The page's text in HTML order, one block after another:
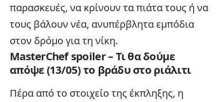
παρασκευές, να κρίνουν τα πιάτα τους ή να
τους βάλουν νέα, ανυπέρβλητα εμπόδια
στον δρόμο για τη νίκη.
MasterChef spoiler – Τι θα δούμε
απόψε (13/05) το βράδυ στο ριάλιτι
Πέρα από το στοιχείο της έκπληξης, η